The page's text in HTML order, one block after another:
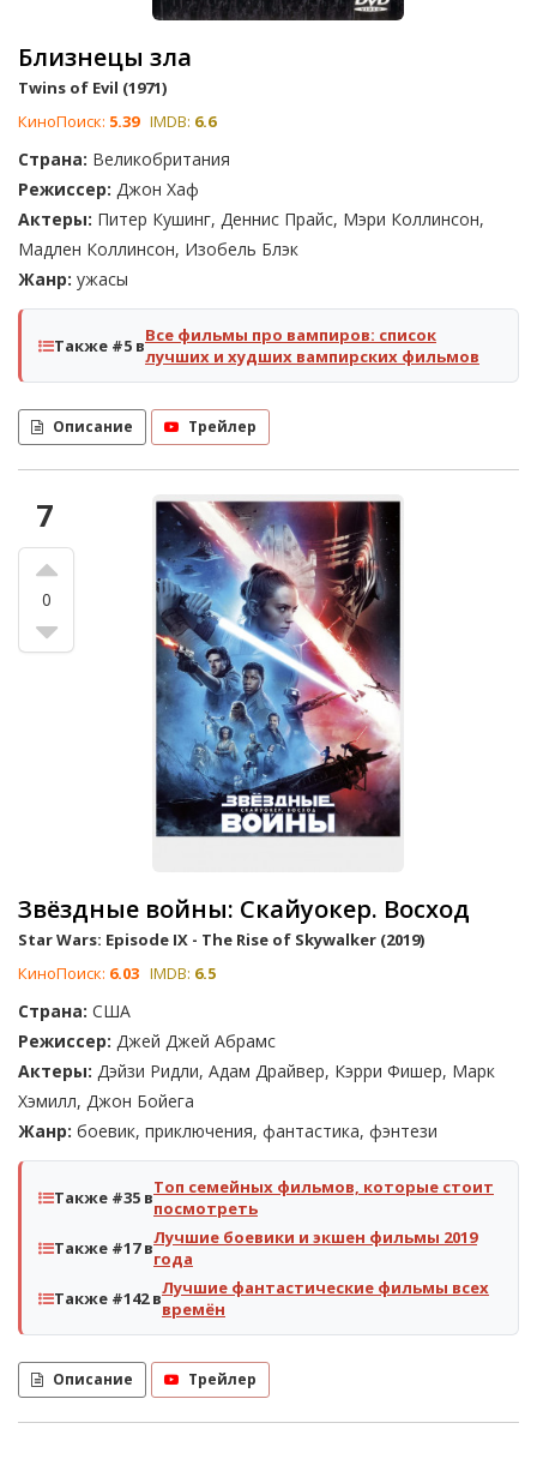
Близнецы зла
Twins of Evil (1971)
КиноПоиск: 5.39 IMDB: 6.6
Страна: Великобритания
Режиссер: Джон Хаф
Актеры: Питер Кушинг, Деннис Прайс, Мэри Коллинсон,
Мадлен Коллинсон, Изобель Блэк
Жанр: ужасы
Также #5 вВсе фильмы про вампиров: список
лучших и худших вампирских фильмов
Описание Трейлер
7
0
Звёздные войны: Скайуокер. Восход
Star Wars: Episode IX - The Rise of Skywalker (2019)
КиноПоиск: 6.03 IMDB: 6.5
Страна: США
Режиссер: Джей Джей Абрамс
Актеры: Дэйзи Ридли, Адам Драйвер, Кэрри Фишер, Марк
Хэмилл, Джон Бойега
Жанр: боевик, приключения, фантастика, фэнтези
Также #35 вТоп семейных фильмов, которые стоит
посмотреть
Также #17 вЛучшие боевики и экшен фильмы 2019
года
Также #142 вЛучшие фантастические фильмы всех
времён
Описание Трейлер